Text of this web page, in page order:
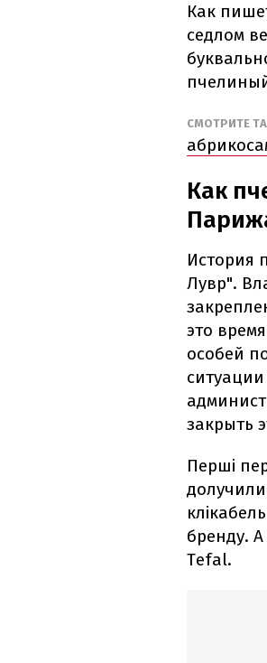
Как
седлом
СМОТРИТЕ
Как
История
Лувр".
это
особей
закрыть
Перші
бренду.
Tefal.